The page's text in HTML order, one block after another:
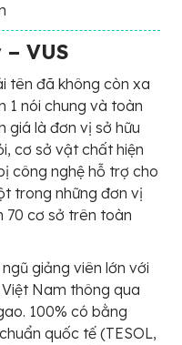
VUS
tên đã không còn xa
1 nói chung và toàn
giá là đơn vị sở hữu
cơ sở vật chất hiện
công nghệ hỗ trợ cho
trong những đơn vị
70 cơ sở trên toàn
giảng viên lớn với
Nam thông qua
100% có bằng
quốc tế (TESOL,